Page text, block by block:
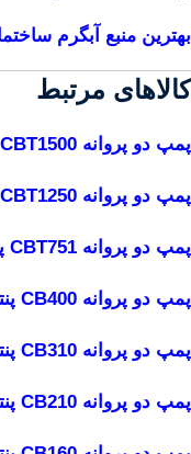
بهترین منبع آبگرم
کالاهای مرتبط
پمپ دو پروانه CBT1500 پنتاکس
پمپ دو پروانه CBT1250 پنتاکس
پمپ دو پروانه CBT751 پنتاکس
پمپ دو پروانه CB400 پنتاکس ایتالیایی
پمپ دو پروانه CB310 پنتاکس ایتالیایی
پمپ دو پروانه CB210 پنتاکس ایتالیایی